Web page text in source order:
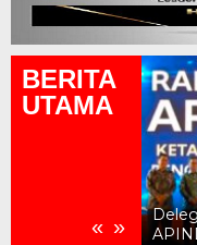
BERITA
UTAMA
« »